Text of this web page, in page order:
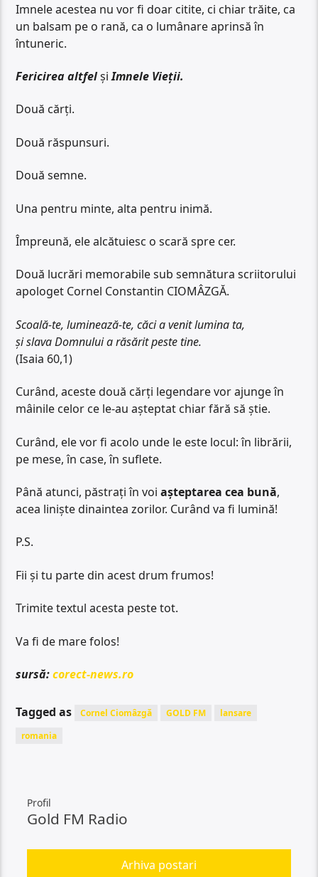
Imnele acestea nu vor fi doar citite, ci chiar trăite, ca
un balsam pe o rană, ca o lumânare aprinsă în
întuneric.
Fericirea altfelșiImnele Vieții.
Două cărți.
Două răspunsuri.
Două semne.
Una pentru minte, alta pentru inimă.
Împreună, ele alcătuiesc o scară spre cer.
Două lucrări memorabile sub semnătura scriitorului
apologet Cornel Constantin CIOMÂZGĂ.
Scoală-te, luminează-te, căci a venit lumina ta,
şi slava Domnului a răsărit peste tine.
(Isaia 60,1)
Curând, aceste două cărți legendare vor ajunge în
mâinile celor ce le-au așteptat chiar fără să știe.
Curând, ele vor fi acolo unde le este locul: în librării,
pe mese, în case, în suflete.
Până atunci, păstrați în voiașteptarea cea bună,
acea liniște dinaintea zorilor. Curând va fi lumină!
P.S.
Fii și tu parte din acest drum frumos!
Trimite textul acesta peste tot.
Va fi de mare folos!
sursă:corect-news.ro
Tagged as Cornel Ciomâzgă GOLD FM
lansare
romania
Profil
Gold FM Radio
Arhiva postari